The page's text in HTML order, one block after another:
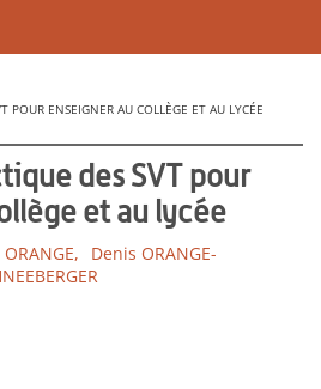
POUR ENSEIGNER AU COLLÈGE ET AU LYCÉE
des SVT pour
et au lycée
Denis ORANGE-